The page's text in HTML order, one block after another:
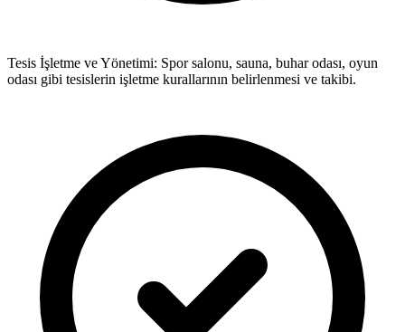
Tesis İşletme ve Yönetimi: Spor salonu, sauna, buhar odası, oyun
odası gibi tesislerin işletme kurallarının belirlenmesi ve takibi.